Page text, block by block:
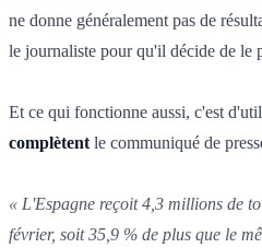
ne donne généralement pas de
le journaliste pour qu'il décide de le
Et ce qui fonctionne aussi, c'est
complètent le communiqué de
« L'Espagne reçoit 4,3 millions de
février, soit 35,9 % de plus que le